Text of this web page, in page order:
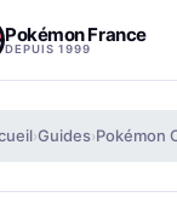
Pokémon France
DEPUIS 1999
›Guides›Pokémon